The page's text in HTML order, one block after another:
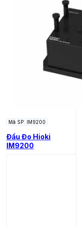
Mã SP: IM9200
Đầu Đo Hioki
IM9200